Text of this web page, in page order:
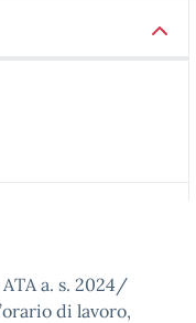
a. s. 2024/
di lavoro,